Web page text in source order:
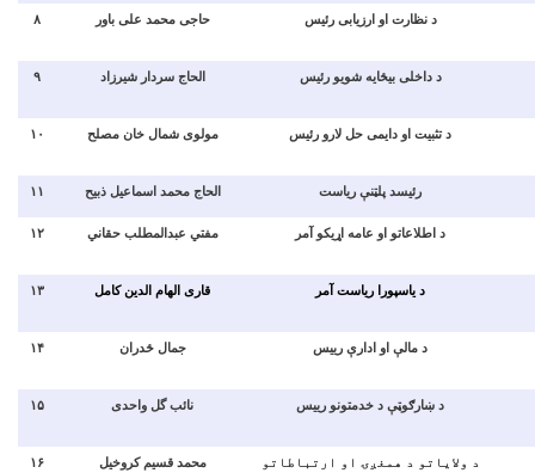
۸ حاجی محمد علی باور د نظارت او ارزیابی رئیس
۹ الحاج سردار شیرزاد د داخلی بیځایه شویو رئیس
۱۰ مولوی شمال خان مصلح د تثبیت او دایمی حل لارو رئیس
۱۱ الحاج محمد اسماعیل ذبیح رئیسد پلټنې ریاست
۱۲ مفتي عبدالمطلب حقاني د اطلاعاتو او عامه اړیکو آمر
۱۳ قاری الهام الدین کامل د یاسپورا ریاست آمر
۱۴ جمال ځدران د مالې او ادارې رییس
۱۵ نائب گل واحدی د ښارګوټې د خدمتونو رییس
۱۶ محمد قسیم کروخیل
د ولایاتو د همغږۍ او ارتباطاتو